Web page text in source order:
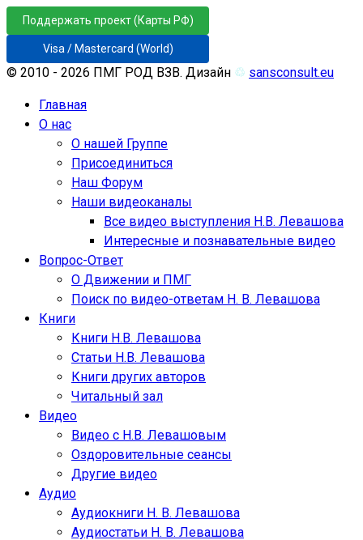
Поддержать проект (Карты РФ)
Visa / Mastercard (World)
© 2010 - 2026 ПМГ РОД ВЗВ. Дизайн ♲ sansconsult.eu
Главная
О нас
О нашей Группе
Присоединиться
Наш Форум
Наши видеоканалы
Все видео выступления Н.В. Левашова
Интересные и познавательные видео
Вопрос-Ответ
О Движении и ПМГ
Поиск по видео-ответам Н. В. Левашова
Книги
Книги Н.В. Левашова
Статьи Н.В. Левашова
Книги других авторов
Читальный зал
Видео
Видео с Н.В. Левашовым
Оздоровительные сеансы
Другие видео
Аудио
Аудиокниги Н. В. Левашова
Аудиостатьи Н. В. Левашова